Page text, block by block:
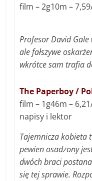
film – 2g10m –
Profesor David
ale fałszywe
wkrótce sam trafia
The Paperboy /
film – 1g46m –
napisy i lektor
Tajemnicza kobieta
pewien osadzony
dwóch braci
się tej sprawie.